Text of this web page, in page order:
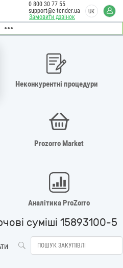
Замовити дзвінок
0 800 30 77 55
support@e-tender.ua
UK
Неконкурентні процедури
Prozorro Market
Аналітика ProZorro
суміші 15893100-5